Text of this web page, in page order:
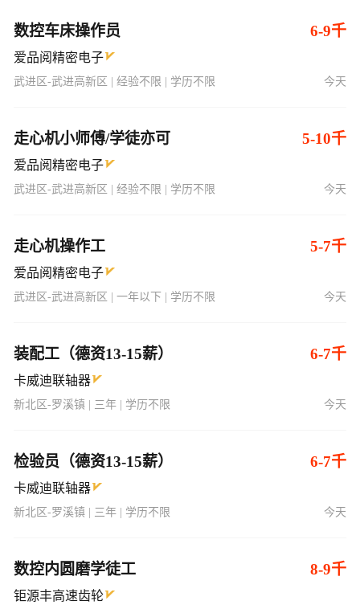
数控车床操作员 6-9千
爱品阅精密电子
武进区-武进高新区 | 经验不限 | 学历不限 今天
走心机小师傅/学徒亦可 5-10千
爱品阅精密电子
武进区-武进高新区 | 经验不限 | 学历不限 今天
走心机操作工 5-7千
爱品阅精密电子
武进区-武进高新区 | 一年以下 | 学历不限 今天
装配工（德资13-15薪） 6-7千
卡威迪联轴器
新北区-罗溪镇 | 三年 | 学历不限 今天
检验员（德资13-15薪） 6-7千
卡威迪联轴器
新北区-罗溪镇 | 三年 | 学历不限 今天
数控内圆磨学徒工 8-9千
钜源丰高速齿轮